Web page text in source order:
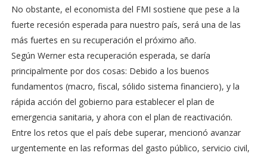
No obstante, el economista del FMI sostiene que pese a la
fuerte recesión esperada para nuestro país, será una de las
más fuertes en su recuperación el próximo año.
Según Werner esta recuperación esperada, se daría
principalmente por dos cosas: Debido a los buenos
fundamentos (macro, fiscal, sólido sistema financiero), y la
rápida acción del gobierno para establecer el plan de
emergencia sanitaria, y ahora con el plan de reactivación.
Entre los retos que el país debe superar, mencionó avanzar
urgentemente en las reformas del gasto público, servicio civil,